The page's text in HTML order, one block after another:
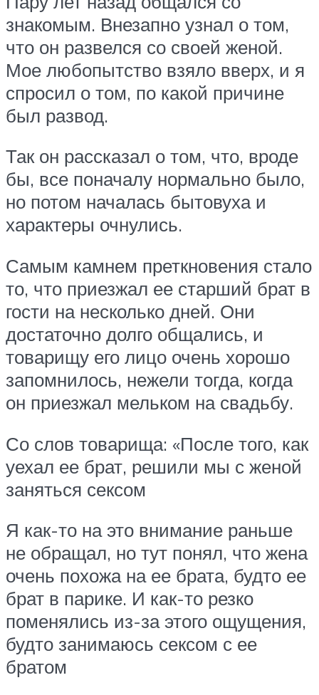
знакомым. Внезапно узнал о том,
что он развелся со своей женой.
Мое любопытство взяло вверх, и я
спросил о том, по какой причине
был развод.
Так он рассказал о том, что, вроде
бы, все поначалу нормально было,
но потом началась бытовуха и
характеры очнулись.
Самым камнем преткновения стало
то, что приезжал ее старший брат в
гости на несколько дней. Они
достаточно долго общались, и
товарищу его лицо очень хорошо
запомнилось, нежели тогда, когда
он приезжал мельком на свадьбу.
Со слов товарища: «После того, как
уехал ее брат, решили мы с женой
заняться сексом
Я как-то на это внимание раньше
не обращал, но тут понял, что жена
очень похожа на ее брата, будто ее
брат в парике. И как-то резко
поменялись из-за этого ощущения,
будто занимаюсь сексом с ее
братом